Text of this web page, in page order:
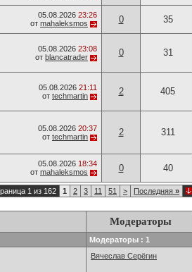
05.08.2026 23:26
от mahaleksmos 0 35
05.08.2026 23:08
от blancatrader 0 31
05.08.2026 21:11
от techmartin 2 405
05.08.2026 20:37
от techmartin 2 311
05.08.2026 18:34
от mahaleksmos 0 40
1 из 162 1 2 3 11 51 > Последняя »
Модераторы
Модераторы : 1
Вячеслав Серёгин